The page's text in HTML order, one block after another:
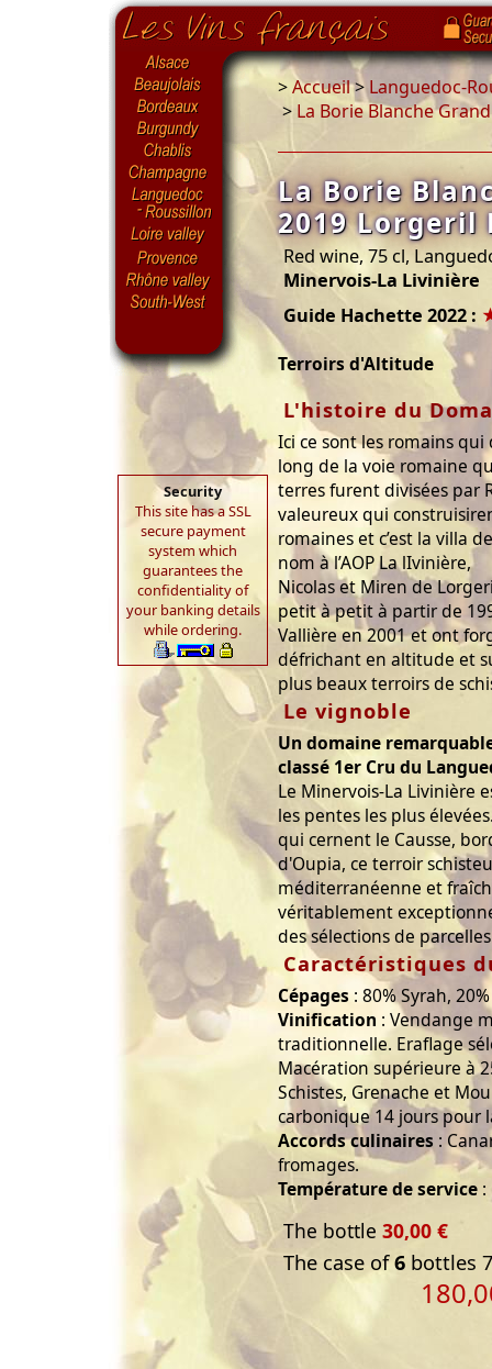
Security
This site has a SSL
secure payment
system which
guarantees the
confidentiality of
your banking details
while ordering.
>Accueil>Languedoc-
> La Borie Blanche
La Borie
2019 Lorgeril
Red wine, 75 cl,
Minervois-La Livinière
Guide Hachette 2022 :
Terroirs d'Altitude
L'histoire du
Ici ce sont les romains
long de la voie romaine
terres furent divisées par
valeureux qui
romaines et c’est la villa
nom à l’AOP La lIvinière,
Nicolas et Miren de
petit à petit à partir de
Vallière en 2001 et ont
défrichant en altitude et
plus beaux terroirs de
Le vignoble
Un domaine
classé 1er Cru du
Le Minervois-La Livinière
les pentes les plus
qui cernent le Causse,
d'Oupia, ce terroir
méditerranéenne et
véritablement
des sélections de
Caractéristiques
Cépages : 80% Syrah,
Vinification : Vendange
traditionnelle. Eraflage
Macération supérieure à
Schistes, Grenache et
carbonique 14 jours pour
Accords culinaires :
fromages.
Température de service :
The bottle 30,00 €
The case of6 bottles